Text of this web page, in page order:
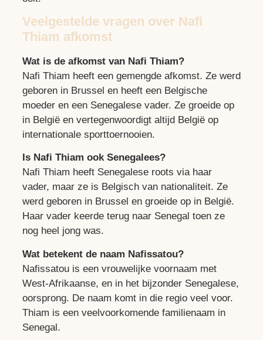
Veelgestelde vragen over Nafi
Thiam afkomst
Wat is de afkomst van Nafi Thiam?
Nafi Thiam heeft een gemengde afkomst. Ze werd
geboren in Brussel en heeft een Belgische
moeder en een Senegalese vader. Ze groeide op
in België en vertegenwoordigt altijd België op
internationale sporttoernooien.
Is Nafi Thiam ook Senegalees?
Nafi Thiam heeft Senegalese roots via haar
vader, maar ze is Belgisch van nationaliteit. Ze
werd geboren in Brussel en groeide op in België.
Haar vader keerde terug naar Senegal toen ze
nog heel jong was.
Wat betekent de naam Nafissatou?
Nafissatou is een vrouwelijke voornaam met
West-Afrikaanse, en in het bijzonder Senegalese,
oorsprong. De naam komt in die regio veel voor.
Thiam is een veelvoorkomende familienaam in
Senegal.